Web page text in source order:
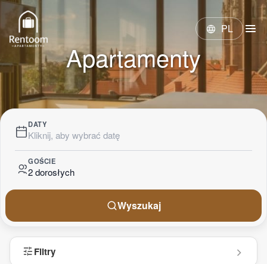
language PL menu
Apartamenty
DATY
Kliknij, aby wybrać datę
GOŚCIE
2 dorosłych
Wyszukaj
tuneFiltry